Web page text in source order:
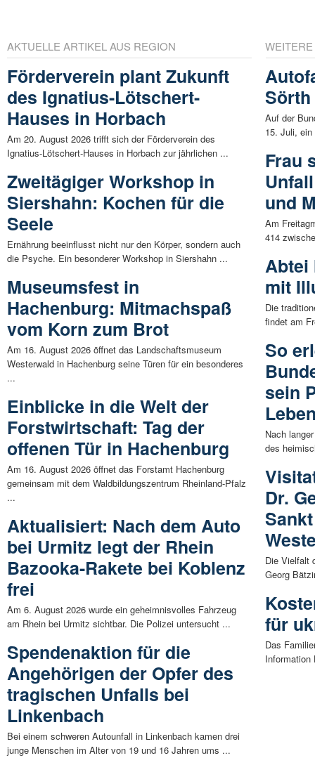
AKTUELLE ARTIKEL AUS REGION
Förderverein plant Zukunft
des Ignatius-Lötschert-
Hauses in Horbach
Am 20. August 2026 trifft sich der Förderverein des
Ignatius-Lötschert-Hauses in Horbach zur jährlichen ...
Zweitägiger Workshop in
Siershahn: Kochen für die
Seele
Ernährung beeinflusst nicht nur den Körper, sondern auch
die Psyche. Ein besonderer Workshop in Siershahn ...
Museumsfest in
Hachenburg: Mitmachspaß
vom Korn zum Brot
Am 16. August 2026 öffnet das Landschaftsmuseum
Westerwald in Hachenburg seine Türen für ein besonderes
...
Einblicke in die Welt der
Forstwirtschaft: Tag der
offenen Tür in Hachenburg
Am 16. August 2026 öffnet das Forstamt Hachenburg
gemeinsam mit dem Waldbildungszentrum Rheinland-Pfalz
...
Aktualisiert: Nach dem Auto
bei Urmitz legt der Rhein
Bazooka-Rakete bei Koblenz
frei
Am 6. August 2026 wurde ein geheimnisvolles Fahrzeug
am Rhein bei Urmitz sichtbar. Die Polizei untersucht ...
Spendenaktion für die
Angehörigen der Opfer des
tragischen Unfalls bei
Linkenbach
Bei einem schweren Autounfall in Linkenbach kamen drei
junge Menschen im Alter von 19 und 16 Jahren ums ...
Auf der
15. Juli,
Frau
und
Am
414
Abtei
mit
Die
findet am
So
sein
Nach
des
Dr.
Die Vielfalt
Georg
für
Das
Information